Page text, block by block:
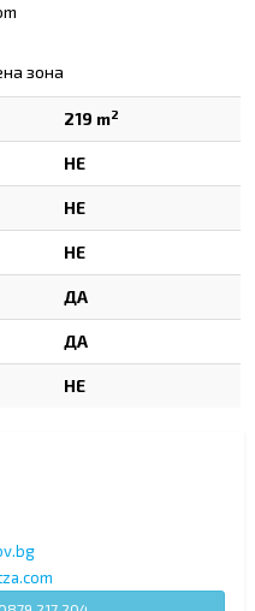
зона
219 m2
НЕ
НЕ
НЕ
ДА
ДА
НЕ